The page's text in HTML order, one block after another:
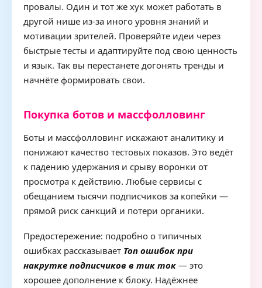
провалы. Один и тот же хук может работать в
другой нише из-за иного уровня знаний и
мотивации зрителей. Проверяйте идеи через
быстрые тесты и адаптируйте под свою ценность
и язык. Так вы перестанете догонять тренды и
начнёте формировать свои.
Покупка ботов и массфолловинг
Боты и массфолловинг искажают аналитику и
понижают качество тестовых показов. Это ведёт
к падению удержания и срыву воронки от
просмотра к действию. Любые сервисы с
обещанием тысячи подписчиков за копейки —
прямой риск санкций и потери органики.
Предостережение: подробно о типичных
ошибках рассказывает Топ ошибок при
накрутке подписчиков в тик ток — это
хорошее дополнение к блоку. Надёжнее